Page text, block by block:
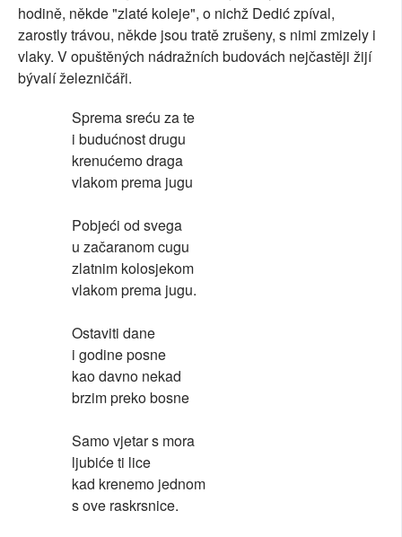
hodině, někde "zlaté koleje", o nichž Dedić zpíval,
zarostly trávou, někde jsou tratě zrušeny, s nimi zmizely i
vlaky. V opuštěných nádražních budovách nejčastěji žijí
bývalí železničáři.
Sprema sreću za te
i budućnost drugu
krenućemo draga
vlakom prema jugu
Pobjeći od svega
u začaranom cugu
zlatnim kolosjekom
vlakom prema jugu.
Ostaviti dane
i godine posne
kao davno nekad
brzim preko bosne
Samo vjetar s mora
ljubiće ti lice
kad krenemo jednom
s ove raskrsnice.